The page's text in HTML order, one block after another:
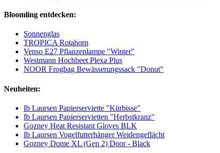
Bloomling entdecken:
Sonnenglas
TROPICA Rotahorn
Venso E27 Pflanzenlampe "Winter"
Westmann Hochbeet Plexa Plus
NOOR Frogbag Bewässerungssack "Donut"
Neuheiten:
Ib Laursen Papierserviette "Kürbisse"
Ib Laursen Papierservietten "Herbstkranz"
Gozney Heat Resistant Gloves BLK
Ib Laursen Vogelfutterhänger Weidengeflächt
Gozney Dome XL (Gen 2) Door - Black